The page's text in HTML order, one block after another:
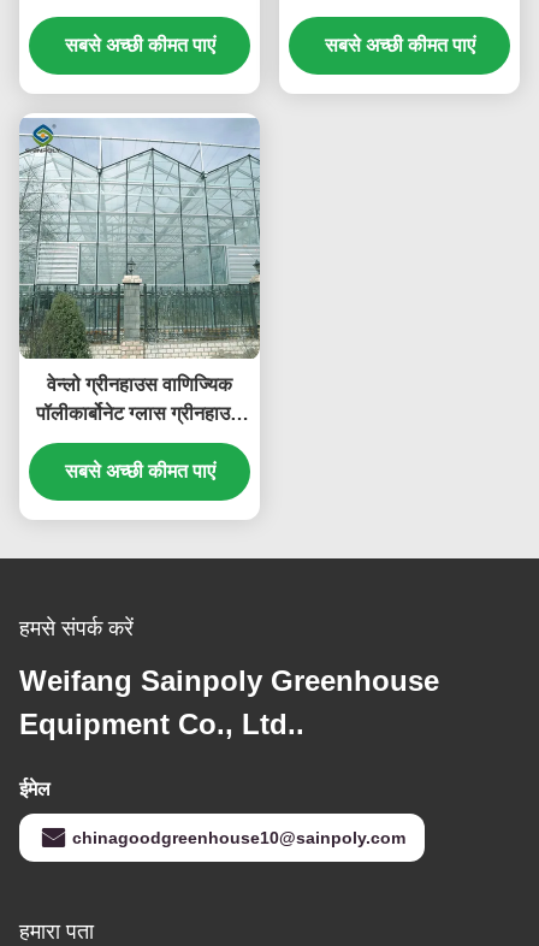
उत्पादन के लिए उपयुक्त है जो
पौधों के विकास की स्थिति में
सुधार करता है
सबसे अच्छी कीमत पाएं
प्रतिरोध
सबसे अच्छी कीमत पाएं
वेन्लो ग्रीनहाउस वाणिज्यिक
पॉलीकार्बोनेट ग्लास ग्रीनहाउस
बीज के लिए सब्जियों के लिए
हाइड्रोपोनिक टमाटर
सबसे अच्छी कीमत पाएं
हमसे संपर्क करें
Weifang Sainpoly Greenhouse
Equipment Co., Ltd..
ईमेल
chinagoodgreenhouse10@sainpoly.com
हमारा पता